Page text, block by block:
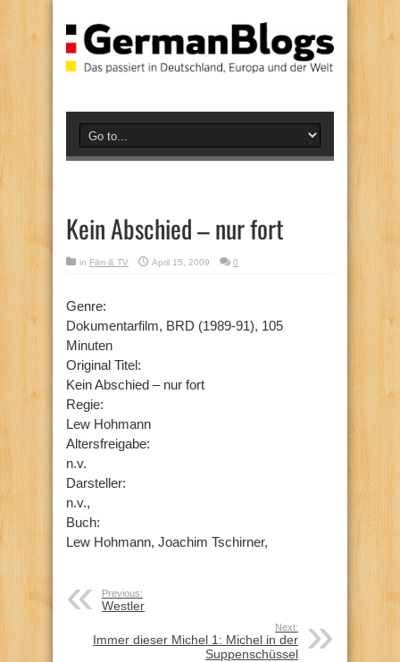
Kein Abschied – nur fort
in Film & TV April 15, 2009 0
Genre:
Dokumentarfilm, BRD (1989-91), 105
Minuten
Original Titel:
Kein Abschied – nur fort
Regie:
Lew Hohmann
Altersfreigabe:
n.v.
Darsteller:
n.v.,
Buch:
Lew Hohmann, Joachim Tschirner,
Previous:
Westler
Next:
Immer dieser Michel 1: Michel in der
Suppenschüssel